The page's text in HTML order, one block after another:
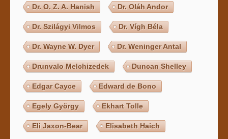
Dr. O. Z. A. Hanish Dr. Oláh Andor
Dr. Szilágyi Vilmos Dr. Vígh Béla
Dr. Wayne W. Dyer Dr. Weninger Antal
Drunvalo Melchizedek Duncan Shelley
Edgar Cayce Edward de Bono
Egely György Ekhart Tolle
Eli Jaxon-Bear Elisabeth Haich